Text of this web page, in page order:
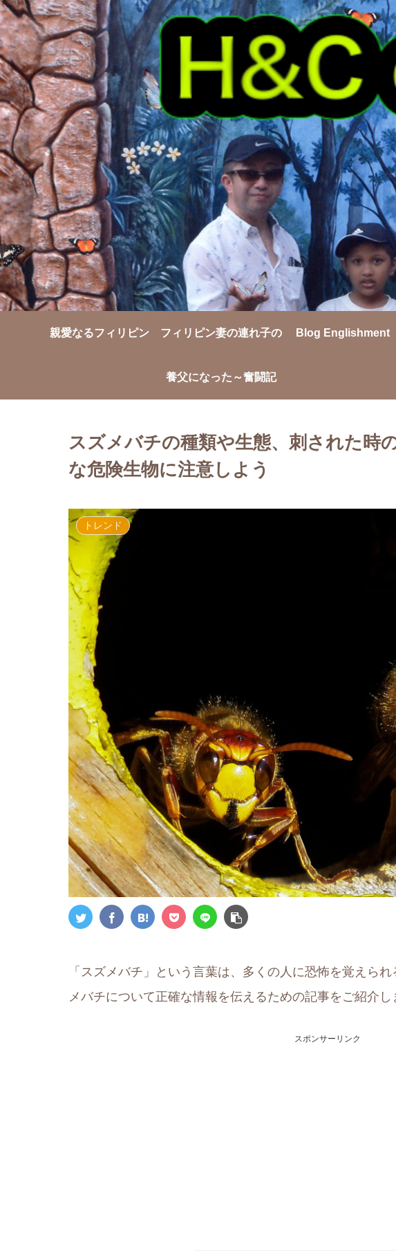
親愛なるフィリピン フィリピン妻の連れ子の
養父になった～奮闘記
Blog Englishment
スズメバチの種類や生態、刺された時
な危険生物に注意しよう
トレンド
「スズメバチ」という言葉は、多くの人に恐怖を覚えら
メバチについて正確な情報を伝えるための記事をご紹介し
スポンサーリンク